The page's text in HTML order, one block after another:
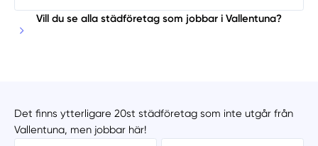
Vill du se alla städföretag som jobbar i Vallentuna?
Det finns ytterligare 20st städföretag som inte utgår från
Vallentuna, men jobbar här!